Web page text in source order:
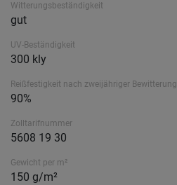
Witterungsbeständigkeit
gut
UV-Beständigkeit
300 kly
Reißfestigkeit nach zweijähriger Bewitterung
90%
Zolltarifnummer
5608 19 30
Gewicht per m²
150 g/m²